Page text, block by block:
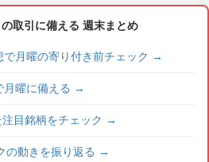
取引に備える 週末まとめ
月曜の寄り付き前チェック →
曜に備える →
目銘柄をチェック →
の動きを振り返る →